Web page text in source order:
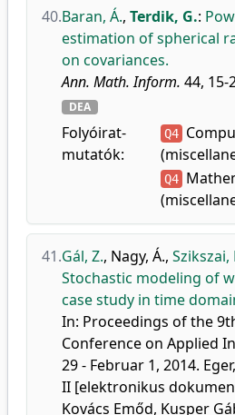
40.Baran, Á., Terdik, G.:
estimation of spherical
on covariances.
Ann. Math. Inform. 44, 15-
DEA
Folyóirat-
mutatók:
Q4
Q4
41.Gál, Z., Nagy, Á., Szikszai,
Stochastic modeling of
case study in time
In: Proceedings of the
Conference on Applied
29 - Februar 1, 2014.
II [elektronikus
Kovács Emőd, Kusper